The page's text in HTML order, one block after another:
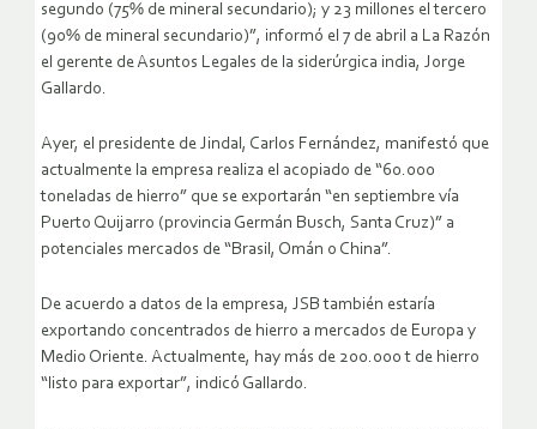
segundo (75% de mineral secundario); y 23 millones el tercero
(90% de mineral secundario)”, informó el 7 de abril a La Razón
el gerente de Asuntos Legales de la siderúrgica india, Jorge
Gallardo.
Ayer, el presidente de Jindal, Carlos Fernández, manifestó que
actualmente la empresa realiza el acopiado de “60.000
toneladas de hierro” que se exportarán “en septiembre vía
Puerto Quijarro (provincia Germán Busch, Santa Cruz)” a
potenciales mercados de “Brasil, Omán o China”.
De acuerdo a datos de la empresa, JSB también estaría
exportando concentrados de hierro a mercados de Europa y
Medio Oriente. Actualmente, hay más de 200.000 t de hierro
“listo para exportar”, indicó Gallardo.